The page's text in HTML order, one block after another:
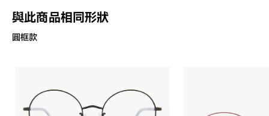
與此商品相同形狀
圓框款